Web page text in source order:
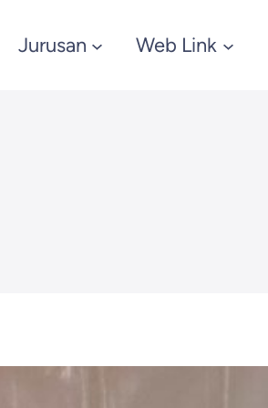
Jurusan Web Link